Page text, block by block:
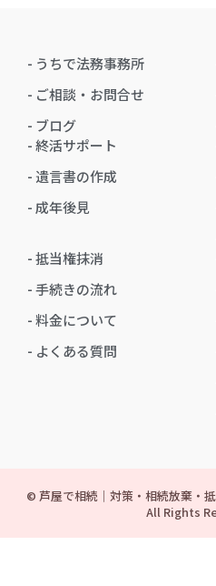
- うちで法務事務所
- ご相談・お問合せ
- ブログ
- 終活サポート
- 遺言書の作成
- 成年後見
- 抵当権抹消
- 手続きの流れ
- 料金について
- よくある質問
© 芦屋で相続｜対策・相続放棄・
All Rights